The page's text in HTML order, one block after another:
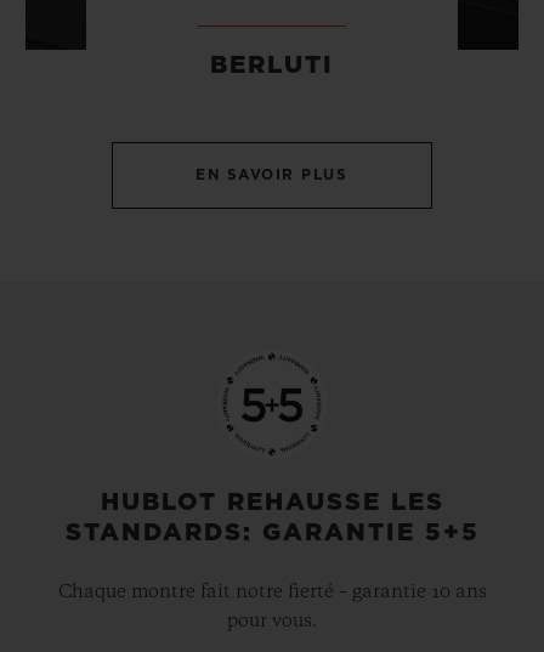
BERLUTI
EN SAVOIR PLUS
HUBLOT REHAUSSE LES
STANDARDS: GARANTIE 5+5
Chaque montre fait notre fierté – garantie 10 ans
pour vous.